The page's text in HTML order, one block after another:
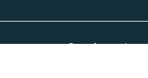
Copyright © Phân Phối